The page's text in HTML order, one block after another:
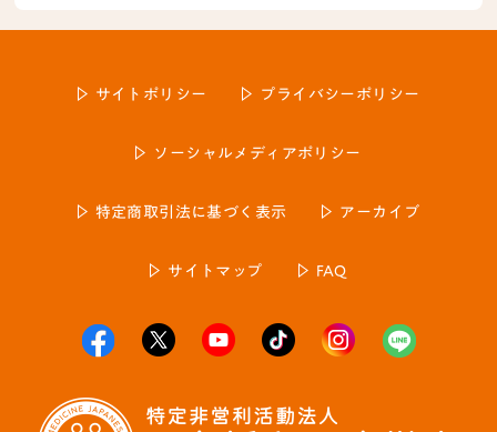
サイトポリシー プライバシーポリシー
ソーシャルメディアポリシー
特定商取引法に基づく表示 アーカイブ
サイトマップ FAQ